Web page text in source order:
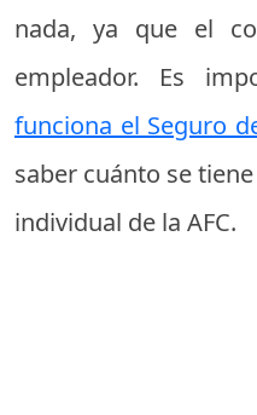
nada, ya que el
empleador. Es
funciona el Seguro
saber cuánto se
individual de la AFC.